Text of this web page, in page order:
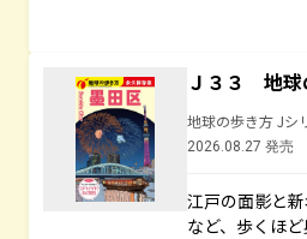
Ｊ３３ 地
地球の歩き方 Jシ
2026.08.27 発売
江戸の面影と
など、歩くほ